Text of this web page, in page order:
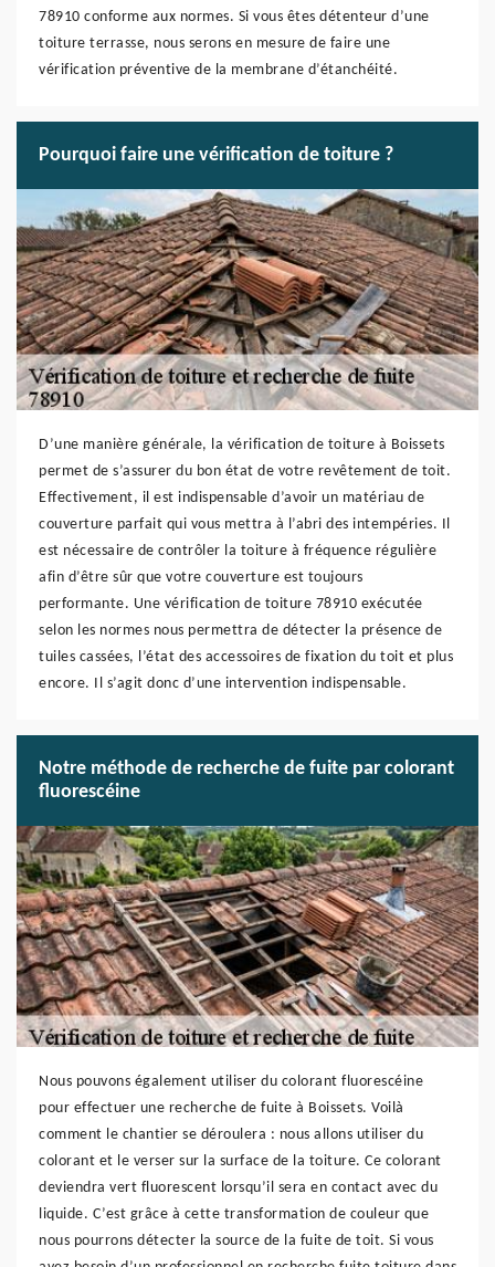
78910 conforme aux normes. Si vous êtes détenteur d’une
toiture terrasse, nous serons en mesure de faire une
vérification préventive de la membrane d’étanchéité.
Pourquoi faire une vérification de toiture ?
D’une manière générale, la vérification de toiture à Boissets
permet de s’assurer du bon état de votre revêtement de toit.
Effectivement, il est indispensable d’avoir un matériau de
couverture parfait qui vous mettra à l’abri des intempéries. Il
est nécessaire de contrôler la toiture à fréquence régulière
afin d’être sûr que votre couverture est toujours
performante. Une vérification de toiture 78910 exécutée
selon les normes nous permettra de détecter la présence de
tuiles cassées, l’état des accessoires de fixation du toit et plus
encore. Il s’agit donc d’une intervention indispensable.
Notre méthode de recherche de fuite par colorant
fluorescéine
Nous pouvons également utiliser du colorant fluorescéine
pour effectuer une recherche de fuite à Boissets. Voilà
comment le chantier se déroulera : nous allons utiliser du
colorant et le verser sur la surface de la toiture. Ce colorant
deviendra vert fluorescent lorsqu’il sera en contact avec du
liquide. C’est grâce à cette transformation de couleur que
nous pourrons détecter la source de la fuite de toit. Si vous